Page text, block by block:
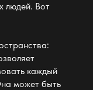
людей. Вот
каждый
может быть